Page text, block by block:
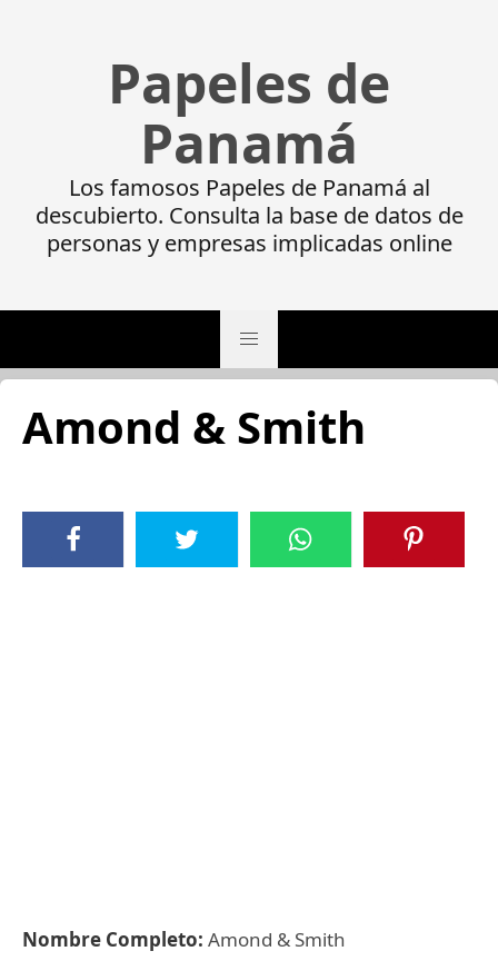
Papeles de
Panamá
Los famosos Papeles de Panamá al
descubierto. Consulta la base de datos de
personas y empresas implicadas online
Amond & Smith
Nombre Completo: Amond & Smith